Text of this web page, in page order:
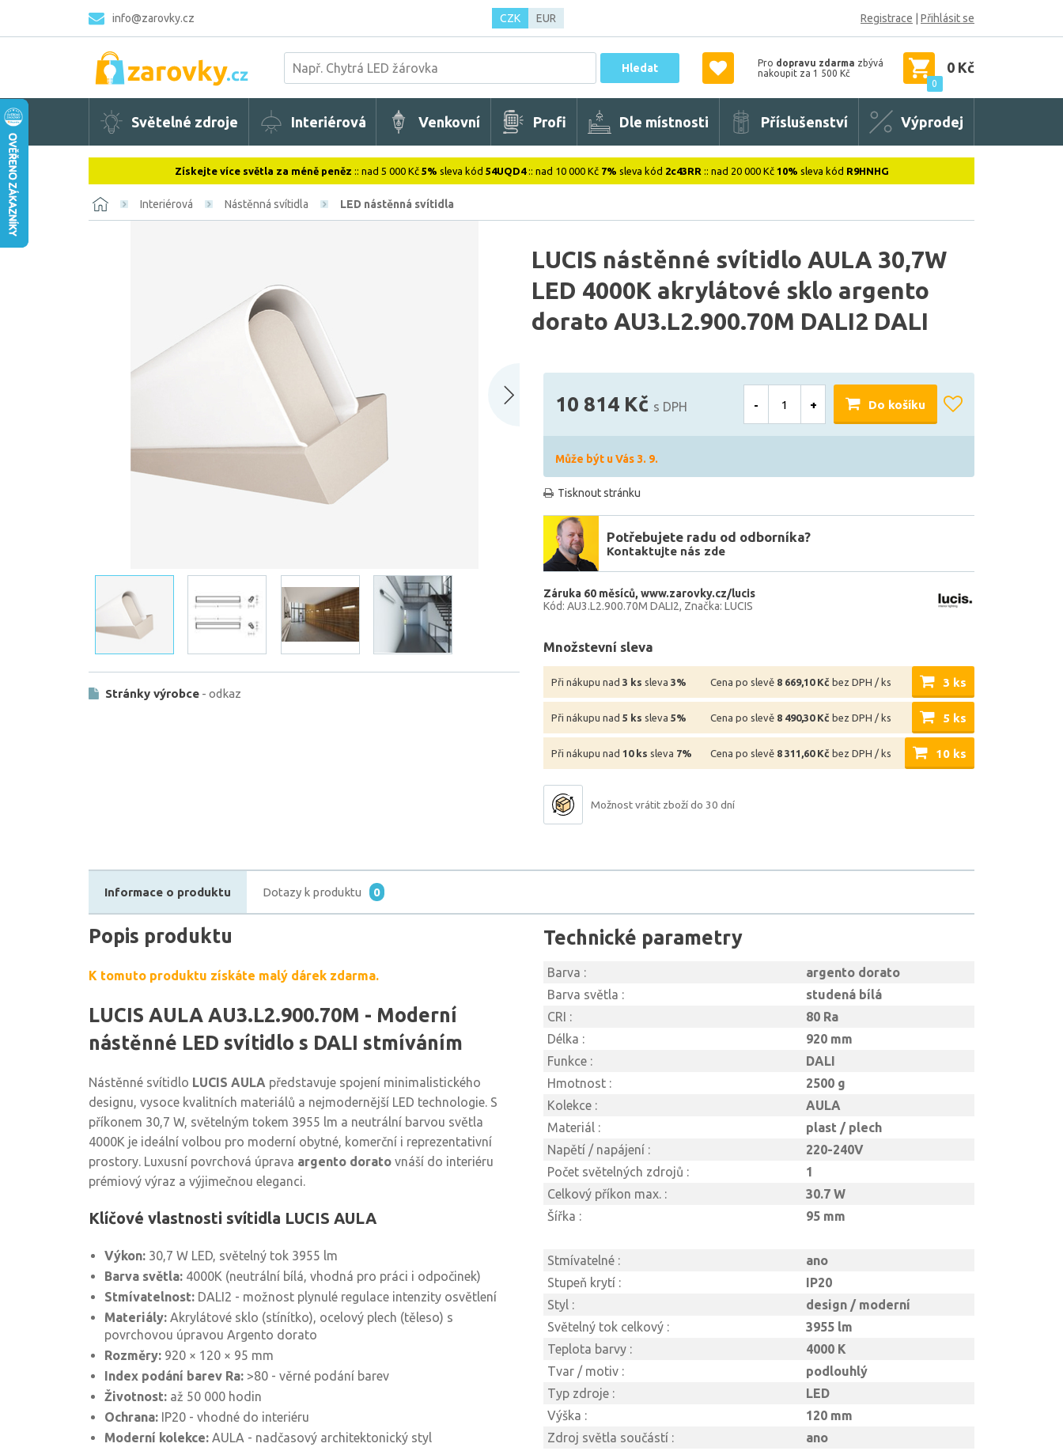
info@zarovky.cz CZK EUR Registrace Přihlásit se
Hledat Pro dopravu zdarma zbývá
nakoupit za 1 500 Kč
0
0 Kč
Světelné zdroje Interiérová Venkovní Profi Dle místnosti Příslušenství Výprodej
Získejte více světla za méně peněz :: nad 5 000 Kč 5% sleva kód 54UQD4:: nad 10 000 Kč 7% sleva kód 2c43RR :: nad 20 000 Kč 10% sleva kód R9HNHG
Interiérová Nástěnná svítidla LED nástěnná svítidla
LUCIS nástěnné svítidlo AULA 30,7W
LED 4000K akrylátové sklo argento
dorato AU3.L2.900.70M DALI2 DALI
Stránky výrobce - odkaz
10 814 Kč s DPH - + Do košíku
Může být u Vás 3. 9.
Tisknout stránku
Potřebujete radu od odborníka?
Kontaktujte nás zde
Záruka 60 měsíců www.zarovky.cz/lucis
Kód: AU3.L2.900.70M DALI2 Značka: LUCIS
Množstevní sleva
Při nákupu nad 3 ks sleva 3% Cena po slevě 8 669,10 Kč bez DPH / ks 3 ks
Při nákupu nad 5 ks sleva 5% Cena po slevě 8 490,30 Kč bez DPH / ks 5 ks
Při nákupu nad 10 ks sleva 7% Cena po slevě 8 311,60 Kč bez DPH / ks 10 ks
Možnost vrátit zboží do 30 dní
Informace o produktu Dotazy k produktu 0
Popis produktu
K tomuto produktu získáte malý dárek zdarma.
LUCIS AULA AU3.L2.900.70M - Moderní
nástěnné LED svítidlo s DALI stmíváním
Nástěnné svítidlo LUCIS AULA představuje spojení minimalistického
designu, vysoce kvalitních materiálů a nejmodernější LED technologie. S
příkonem 30,7 W, světelným tokem 3955 lm a neutrální barvou světla
4000K je ideální volbou pro moderní obytné, komerční i reprezentativní
prostory. Luxusní povrchová úprava argento dorato vnáší do interiéru
prémiový výraz a výjimečnou eleganci.
Klíčové vlastnosti svítidla LUCIS AULA
Výkon: 30,7 W LED, světelný tok 3955 lm
Barva světla: 4000K (neutrální bílá, vhodná pro práci i odpočinek)
Stmívatelnost: DALI2 - možnost plynulé regulace intenzity osvětlení
Materiály: Akrylátové sklo (stínítko), ocelový plech (těleso) s
povrchovou úpravou Argento dorato
Rozměry: 920 × 120 × 95 mm
Index podání barev Ra: >80 - věrné podání barev
Životnost: až 50 000 hodin
Ochrana: IP20 - vhodné do interiéru
Moderní kolekce: AULA - nadčasový architektonický styl
Technické parametry
Barva :
argento dorato
Barva světla :
studená bílá
CRI :
80 Ra
Délka :
920 mm
Funkce :
DALI
Hmotnost :
2500 g
Kolekce :
AULA
Materiál :
plast / plech
Napětí / napájení :
220-240V
Počet světelných zdrojů :
1
Celkový příkon max. :
30.7 W
Šířka :
95 mm
Stmívatelné :
ano
Stupeň krytí :
IP20
Styl :
design / moderní
Světelný tok celkový :
3955 lm
Teplota barvy :
4000 K
Tvar / motiv :
podlouhlý
Typ zdroje :
LED
Výška :
120 mm
Zdroj světla součástí :
ano